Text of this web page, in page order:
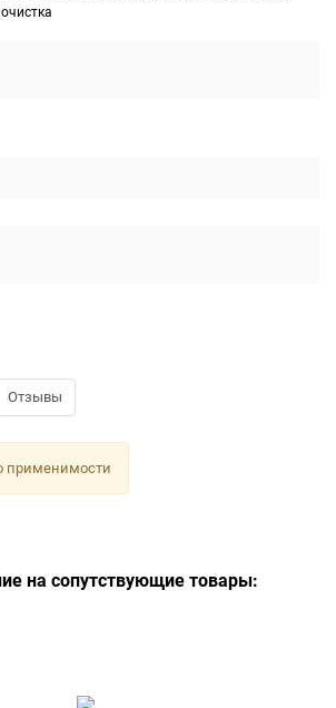
Отзывы
применимости
на сопутствующие товары: